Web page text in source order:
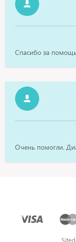
Спасибо за
Очень помогли.